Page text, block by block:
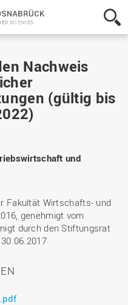
Hochschule
Osnabrück
-
Applied
Nachweis
(gültig bis
und
Fakultät Wirtschafts- und
genehmigt vom
durch den Stiftungsrat